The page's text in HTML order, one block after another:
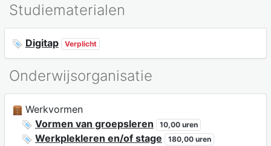
Studiematerialen
Digitap Verplicht
Onderwijsorganisatie
Werkvormen
Vormen van groepsleren
10,00 uren
Werkplekleren en/of stage 180,00 uren